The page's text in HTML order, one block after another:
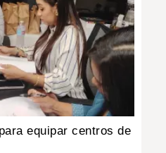
equipar centros de